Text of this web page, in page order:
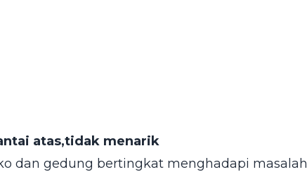
atas,tidak menarik
dan gedung bertingkat menghadapi masalah